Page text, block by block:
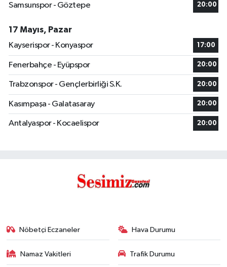
Samsunspor - Göztepe 20:00
17 Mayıs, Pazar
Kayserispor - Konyaspor
17:00
Fenerbahçe - Eyüpspor 20:00
Trabzonspor - Gençlerbirliği S.K. 20:00
Kasımpaşa - Galatasaray 20:00
Antalyaspor - Kocaelispor 20:00
Nöbetçi Eczaneler Hava Durumu
Namaz Vakitleri Trafik Durumu